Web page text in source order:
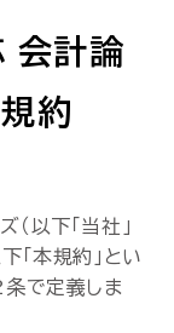
会計論
約
以下「当社」
「本規約」とい
条で定義しま